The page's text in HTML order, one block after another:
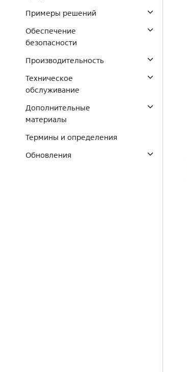
Примеры решений
Обеспечение
безопасности
Производительность
Техническое
обслуживание
Дополнительные
материалы
Термины и определения
Обновления